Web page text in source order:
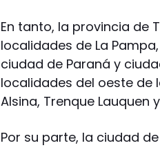
En tanto, la provincia de
localidades de La
ciudad de Paraná y
localidades del oeste de
Alsina, Trenque Lauquen
Por su parte, la ciudad